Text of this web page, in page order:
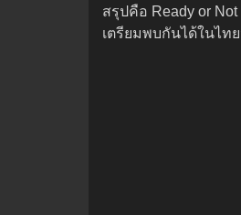
สรุปคือ Ready or
เตรียมพบกันได้ในไท